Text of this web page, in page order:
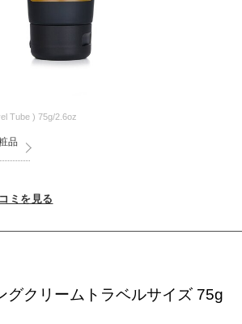
Tube ) 75g/2.6oz
品
ミを見る
グクリームトラベルサイズ 75g